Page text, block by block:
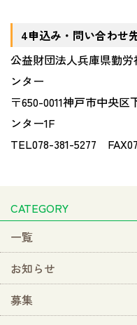
4申込み・問い合わせ
公益財団法人兵庫県勤
ンター
〒650-0011神戸市中央
ンター1F
TEL078-381-5277
CATEGORY
一覧
お知らせ
募集